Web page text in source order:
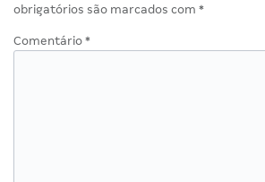
obrigatórios são marcados com *
Comentário *